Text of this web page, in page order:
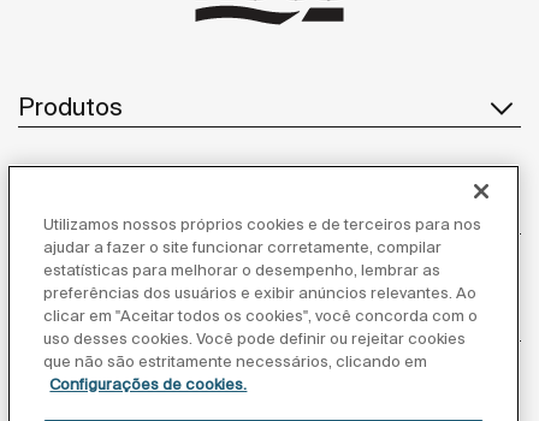
Produtos
Atendimento ao cliente
Sobre nós
Utilizamos nossos próprios cookies e de terceiros para nos
ajudar a fazer o site funcionar corretamente, compilar
estatísticas para melhorar o desempenho, lembrar as
preferências dos usuários e exibir anúncios relevantes. Ao
clicar em "Aceitar todos os cookies", você concorda com o
uso desses cookies. Você pode definir ou rejeitar cookies
que não são estritamente necessários, clicando em
Configurações de cookies.